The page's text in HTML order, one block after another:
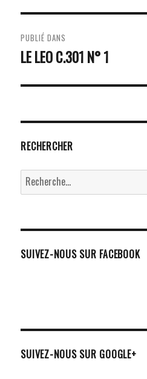
NAVIGATION
DE
PUBLIÉ DANS
LE LEO C.301 N° 1
RECHERCHER
Recherche
pour :
SUIVEZ-NOUS SUR FACEBOOK
SUIVEZ-NOUS SUR GOOGLE+